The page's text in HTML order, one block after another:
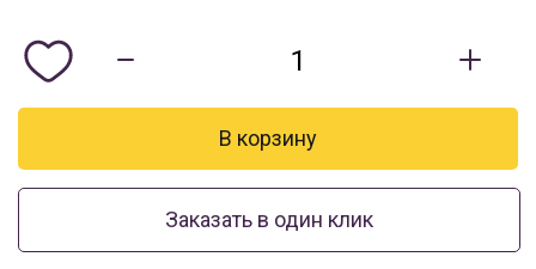
Заказать в один клик